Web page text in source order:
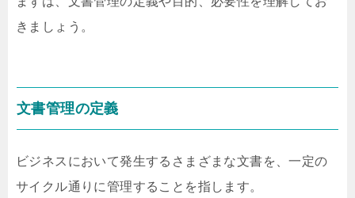
きましょう。
文書管理の定義
ビジネスにおいて発生するさまざまな文書を、一定の
サイクル通りに管理することを指します。